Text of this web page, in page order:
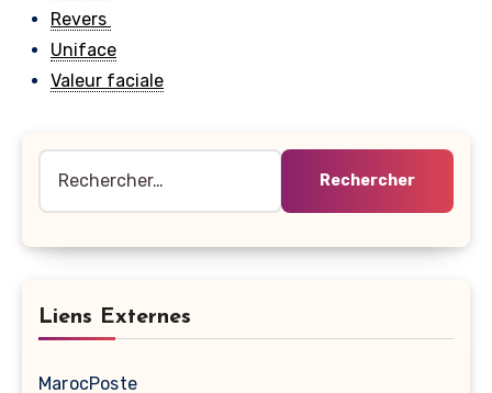
Revers
Uniface
Valeur faciale
Liens Externes
MarocPoste